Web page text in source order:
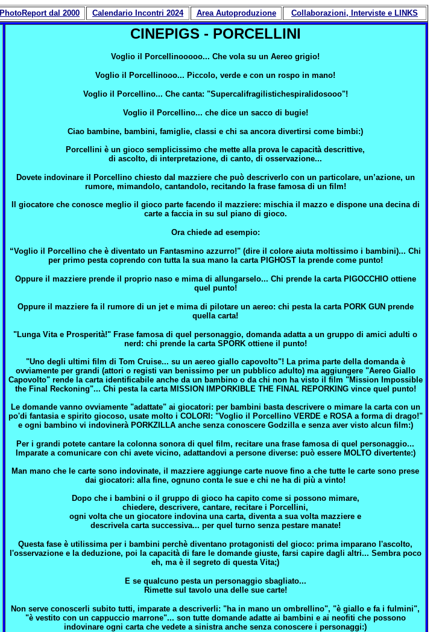
PhotoReport dal 2000 Calendario Incontri 2024 Area Autoproduzione Collaborazioni, Interviste e LINKS
CINEPIGS - PORCELLINI
Voglio il Porcellinooooo... Che vola su un Aereo grigio!
Voglio il Porcellinooo... Piccolo, verde e con un rospo in mano!
Voglio il Porcellino... Che canta: "Supercalifragilistichespiralidosooo"!
Voglio il Porcellino... che dice un sacco di bugie!
Ciao bambine, bambini, famiglie, classi e chi sa ancora divertirsi come bimbi:)
Porcellini è un gioco semplicissimo che mette alla prova le capacità descrittive,
di ascolto, di interpretazione, di canto, di osservazione...
Dovete indovinare il Porcellino chiesto dal mazziere che può descriverlo con un particolare, un’azione, un
rumore, mimandolo, cantandolo, recitando la frase famosa di un film!
Il giocatore che conosce meglio il gioco parte facendo il mazziere: mischia il mazzo e dispone una decina di
carte a faccia in su sul piano di gioco.
Ora chiede ad esempio:
“Voglio il Porcellino che è diventato un Fantasmino azzurro!" (dire il colore aiuta moltissimo i bambini)... Chi
per primo pesta coprendo con tutta la sua mano la carta PIGHOST la prende come punto!
Oppure il mazziere prende il proprio naso e mima di allungarselo... Chi prende la carta PIGOCCHIO ottiene
quel punto!
Oppure il mazziere fa il rumore di un jet e mima di pilotare un aereo: chi pesta la carta PORK GUN prende
quella carta!
"Lunga Vita e Prosperità!" Frase famosa di quel personaggio, domanda adatta a un gruppo di amici adulti o
nerd: chi prende la carta SPORK ottiene il punto!
"Uno degli ultimi film di Tom Cruise... su un aereo giallo capovolto"! La prima parte della domanda è
ovviamente per grandi (attori o registi van benissimo per un pubblico adulto) ma aggiungere "Aereo Giallo
Capovolto" rende la carta identificabile anche da un bambino o da chi non ha visto il film "Mission Impossible
the Final Reckoning"... Chi pesta la carta MISSION IMPORKIBLE THE FINAL REPORKING vince quel punto!
Le domande vanno ovviamente "adattate" ai giocatori: per bambini basta descrivere o mimare la carta con un
po'di fantasia e spirito giocoso, usate molto i COLORI: "Voglio il Porcellino VERDE e ROSA a forma di drago!"
e ogni bambino vi indovinerà PORKZILLA anche senza conoscere Godzilla e senza aver visto alcun film:)
Per i grandi potete cantare la colonna sonora di quel film, recitare una frase famosa di quel personaggio...
Imparate a comunicare con chi avete vicino, adattandovi a persone diverse: può essere MOLTO divertente:)
Man mano che le carte sono indovinate, il mazziere aggiunge carte nuove fino a che tutte le carte sono prese
dai giocatori: alla fine, ognuno conta le sue e chi ne ha di più a vinto!
Dopo che i bambini o il gruppo di gioco ha capito come si possono mimare,
chiedere, descrivere, cantare, recitare i Porcellini,
ogni volta che un giocatore indovina una carta, diventa a sua volta mazziere e
descrivela carta successiva... per quel turno senza pestare manate!
Questa fase è utilissima per i bambini perchè diventano protagonisti del gioco: prima imparano l'ascolto,
l'osservazione e la deduzione, poi la capacità di fare le domande giuste, farsi capire dagli altri... Sembra poco
eh, ma è il segreto di questa Vita;)
E se qualcuno pesta un personaggio sbagliato...
Rimette sul tavolo una delle sue carte!
Non serve conoscerli subito tutti, imparate a descriverli: "ha in mano un ombrellino", "è giallo e fa i fulmini",
"è vestito con un cappuccio marrone"... son tutte domande adatte ai bambini e ai neofiti che possono
indovinare ogni carta che vedete a sinistra anche senza conoscere i personaggi:)